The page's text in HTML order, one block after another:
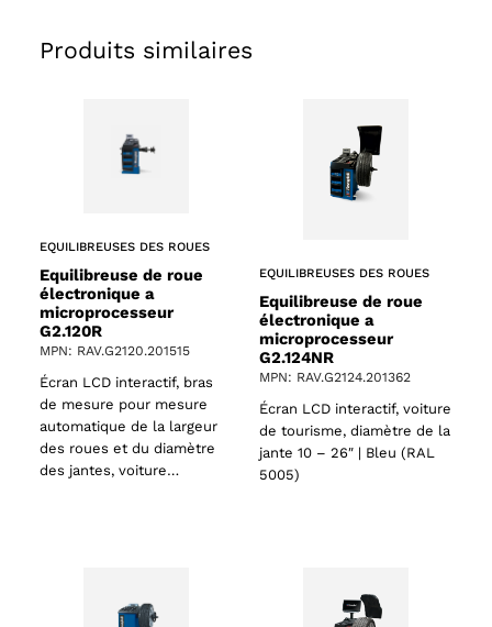
Produits similaires
EQUILIBREUSES DES ROUES
Equilibreuse de roue
électronique a
microprocesseur
G2.120R
MPN: RAV.G2120.201515
Écran LCD interactif, bras
de mesure pour mesure
automatique de la largeur
des roues et du diamètre
des jantes, voiture…
EQUILIBREUSES DES ROUES
Equilibreuse de roue
électronique a
microprocesseur
G2.124NR
MPN: RAV.G2124.201362
Écran LCD interactif, voiture
de tourisme, diamètre de la
jante 10 – 26″ | Bleu (RAL
5005)